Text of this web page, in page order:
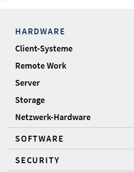
HARDWARE
Client-Systeme
Remote Work
Server
Storage
Netzwerk-Hardware
SOFTWARE
SECURITY